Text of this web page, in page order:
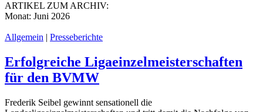
ARTIKEL ZUM ARCHIV:
Monat: Juni 2026
Allgemein | Presseberichte
Erfolgreiche Ligaeinzelmeisterschaften
für den BVMW
Frederik Seibel gewinnt sensationell die